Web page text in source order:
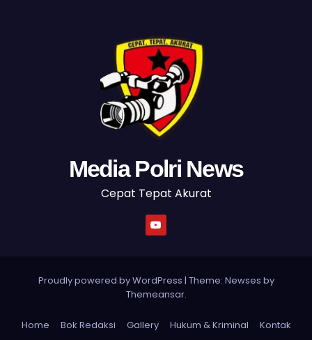
Media Polri News
Cepat Tepat Akurat
Proudly powered by WordPress | Theme: Newses by
Themeansar.
Home Bok Redaksi Gallery Hukum & Kriminal Kontak